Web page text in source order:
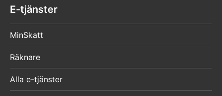
E-tjänster
MinSkatt
Räknare
Alla e-tjänster